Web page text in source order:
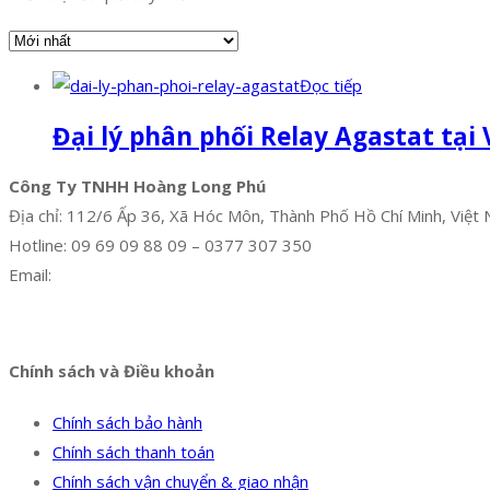
Đọc tiếp
Đại lý phân phối Relay Agastat tại
Công Ty TNHH Hoàng Long Phú
Địa chỉ: 112/6 Ấp 36, Xã Hóc Môn, Thành Phố Hồ Chí Minh, Việt
Hotline: 09 69 09 88 09 – 0377 307 350
Email:
Chính sách và Điều khoản
Chính sách bảo hành
Chính sách thanh toán
Chính sách vận chuyển & giao nhận